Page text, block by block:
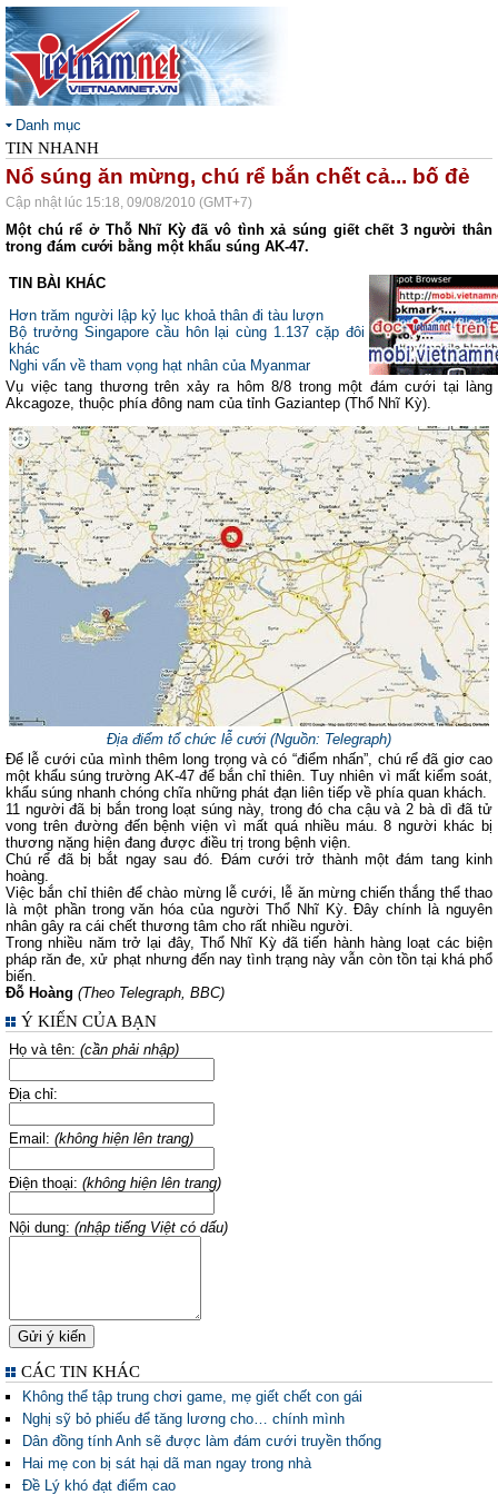
Danh mục
TIN NHANH
Nổ súng ăn mừng, chú rể bắn chết cả... bố đẻ
Cập nhật lúc 15:18, 09/08/2010 (GMT+7)
Một chú rể ở Thỗ Nhĩ Kỳ đã vô tình xả súng giết chết 3 người thân
trong đám cưới bằng một khẩu súng AK-47.
TIN BÀI KHÁC
Hơn trăm người lập kỷ lục khoả thân đi tàu lượn
Bộ trưởng Singapore cầu hôn lại cùng 1.137 cặp đôi
khác
Nghi vấn về tham vọng hạt nhân của Myanmar
Vụ việc tang thương trên xảy ra hôm 8/8 trong một đám cưới tại làng
Akcagoze, thuộc phía đông nam của tỉnh Gaziantep (Thổ Nhĩ Kỳ).
Địa điểm tổ chức lễ cưới (Nguồn: Telegraph)
Để lễ cưới của mình thêm long trọng và có “điểm nhấn”, chú rể đã giơ cao
một khẩu súng trường AK-47 để bắn chỉ thiên. Tuy nhiên vì mất kiểm soát,
khẩu súng nhanh chóng chĩa những phát đạn liên tiếp về phía quan khách.
11 người đã bị bắn trong loạt súng này, trong đó cha cậu và 2 bà dì đã tử
vong trên đường đến bệnh viện vì mất quá nhiều máu. 8 người khác bị
thương nặng hiện đang được điều trị trong bệnh viện.
Chú rể đã bị bắt ngay sau đó. Đám cưới trở thành một đám tang kinh
hoàng.
Việc bắn chỉ thiên để chào mừng lễ cưới, lễ ăn mừng chiến thắng thể thao
là một phần trong văn hóa của người Thổ Nhĩ Kỳ. Đây chính là nguyên
nhân gây ra cái chết thương tâm cho rất nhiều người.
Trong nhiều năm trở lại đây, Thổ Nhĩ Kỳ đã tiến hành hàng loạt các biện
pháp răn đe, xử phạt nhưng đến nay tình trạng này vẫn còn tồn tại khá phổ
biến.
Đỗ Hoàng (Theo Telegraph, BBC)
Ý KIẾN CỦA BẠN
Họ và tên: (cần phải nhập)
Địa chỉ:
Email: (không hiện lên trang)
Điện thoại: (không hiện lên trang)
Nội dung: (nhập tiếng Việt có dấu)
CÁC TIN KHÁC
Không thể tập trung chơi game, mẹ giết chết con gái
Nghị sỹ bỏ phiếu để tăng lương cho… chính mình
Dân đồng tính Anh sẽ được làm đám cưới truyền thống
Hai mẹ con bị sát hại dã man ngay trong nhà
Đề Lý khó đạt điểm cao